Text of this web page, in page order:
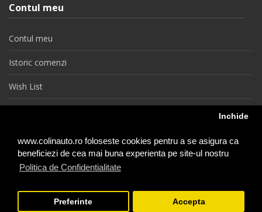
www.colinauto.ro foloseste cookies pentru a se asigura ca
beneficiezi de cea mai buna experienta pe site-ul nostru
Politica de Confidentialitate
Inchide
Preferinte Accepta
Contul meu
Contul meu
Istoric comenzi
Wish List